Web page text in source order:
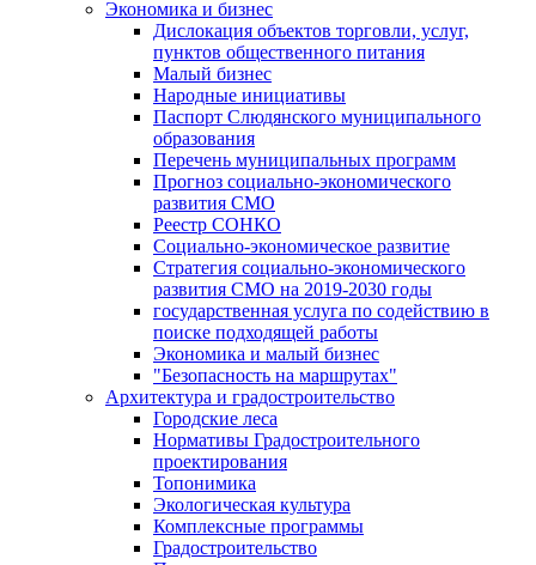
Экономика и бизнес
Дислокация объектов торговли, услуг,
пунктов общественного питания
Малый бизнес
Народные инициативы
Паспорт Слюдянского муниципального
образования
Перечень муниципальных программ
Прогноз социально-экономического
развития СМО
Реестр СОНКО
Социально-экономическое развитие
Стратегия социально-экономического
развития СМО на 2019-2030 годы
государственная услуга по содействию в
поиске подходящей работы
Экономика и малый бизнес
"Безопасность на маршрутах"
Архитектура и градостроительство
Городские леса
Нормативы Градостроительного
проектирования
Топонимика
Экологическая культура
Комплексные программы
Градостроительство